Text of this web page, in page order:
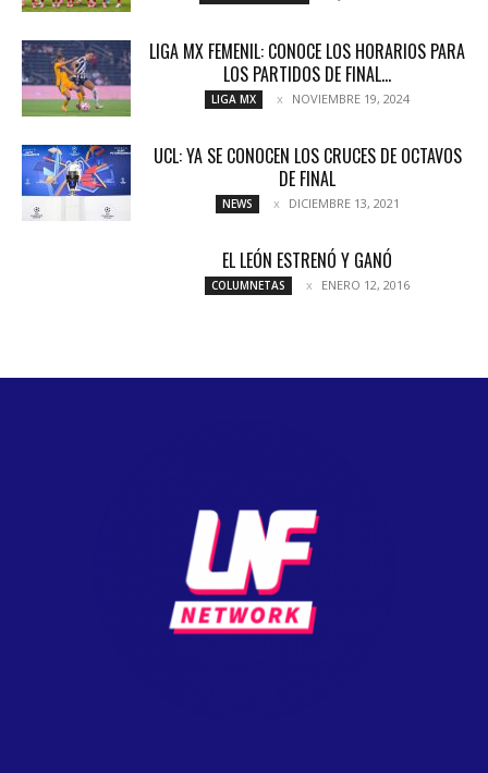
LIGA MX FEMENIL: CONOCE LOS HORARIOS PARA
LOS PARTIDOS DE FINAL...
LIGA MX NOVIEMBRE 19, 2024
UCL: YA SE CONOCEN LOS CRUCES DE OCTAVOS
DE FINAL
NEWS DICIEMBRE 13, 2021
EL LEÓN ESTRENÓ Y GANÓ
COLUMNETAS ENERO 12, 2016